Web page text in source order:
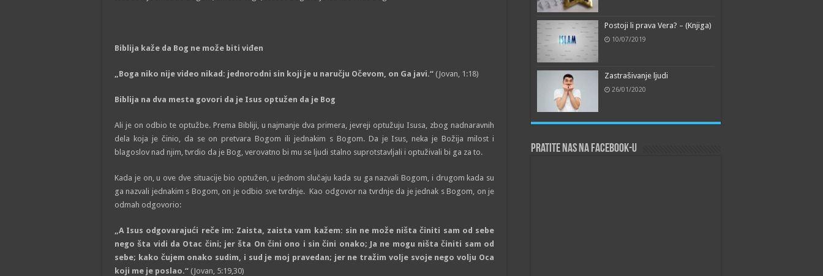
Biblija kaže da Bog ne može biti viđen
„Boga niko nije video nikad: jednorodni sin koji je u naručju Očevom, on Ga javi.“ (Jovan, 1:18)
Biblija na dva mesta govori da je Isus optužen da je Bog
Ali je on odbio te optužbe. Prema Bibliji, u najmanje dva primera, jevreji optužuju Isusa, zbog nadnaravnih
dela koja je činio, da se on pretvara Bogom ili jednakim s Bogom. Da je Isus, neka je Božija milost i
blagoslov nad njim, tvrdio da je Bog, verovatno bi mu se lјudi stalno suprotstavlјali i optuživali bi ga za to.
Kada je on, u ove dve situacije bio optužen, u jednom slučaju kada su ga nazvali Bogom, i drugom kada su
ga nazvali jednakim s Bogom, on je odbio sve tvrdnje. Kao odgovor na tvrdnje da je jednak s Bogom, on je
odmah odgovorio:
„A Isus odgovarajući reče im: Zaista, zaista vam kažem: sin ne može ništa činiti sam od sebe
nego šta vidi da Otac čini; jer šta On čini ono i sin čini onako; Ja ne mogu ništa činiti sam od
sebe; kako čujem onako sudim, i sud je moj pravedan; jer ne tražim volјe svoje nego volјu Oca
koji me je poslao.“ (Jovan, 5:19,30)
Postoji li prava Vera? – (Knjiga)
10/07/2019
Zastrašivanje ljudi
26/01/2020
Pratite nas na Facebook-u